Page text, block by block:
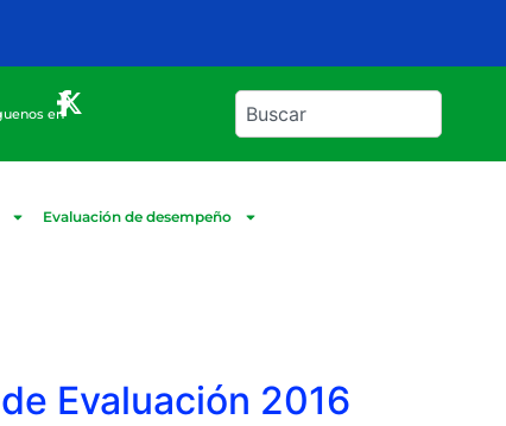
en
Evaluación de desempeño
Evaluación 2016